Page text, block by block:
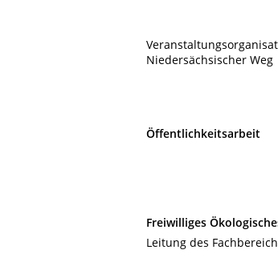
Niedersächsischer Weg
Öffentlichkeitsarbeit
Freiwilliges
Leitung des